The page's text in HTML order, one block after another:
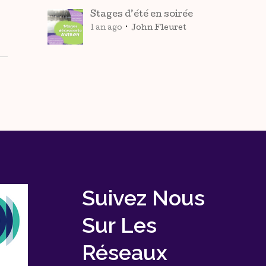
Stages d’été en soirée
1 an ago John Fleuret
Suivez Nous
Sur Les
Réseaux